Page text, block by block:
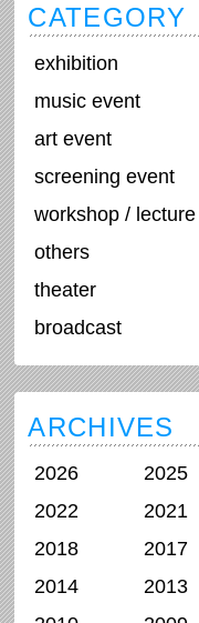
CATEGORY
exhibition
music event
art event
screening event
workshop / lecture
others
theater
broadcast
ARCHIVES
2026 2025
2022
2021
2018
2017
2014
2013